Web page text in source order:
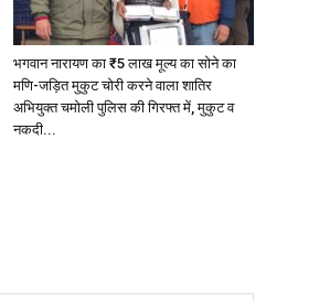
भगवान नारायण का ₹5 लाख मूल्य का सोने का
मणि-जड़ित मुकुट चोरी करने वाला शातिर
अभियुक्त चमोली पुलिस की गिरफ्त में, मुकुट व
नकदी...